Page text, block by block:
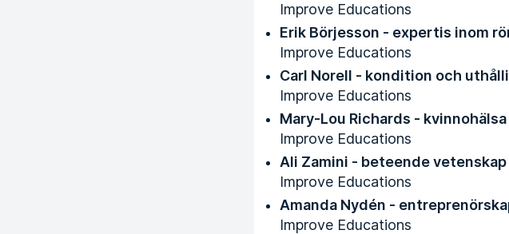
Improve Educations
Erik Börjesson - expertis inom
Improve Educations
Carl Norell - kondition och
Improve Educations
Mary-Lou Richards -
Improve Educations
Ali Zamini - beteende
Improve Educations
Amanda Nydén -
Improve Educations